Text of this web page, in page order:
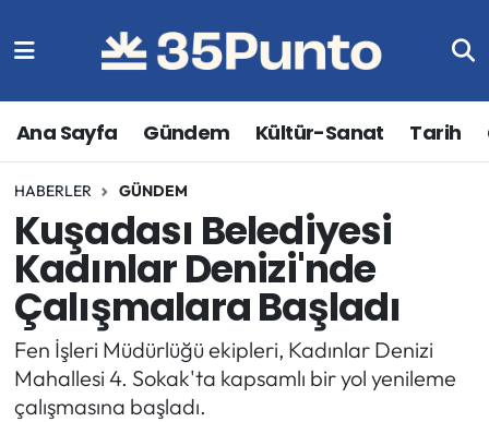
Ana Sayfa Gündem Kültür-Sanat Tarih
HABERLER GÜNDEM
Kuşadası Belediyesi
Kadınlar Denizi'nde
Çalışmalara Başladı
Fen İşleri Müdürlüğü ekipleri, Kadınlar Denizi
Mahallesi 4. Sokak'ta kapsamlı bir yol yenileme
çalışmasına başladı.